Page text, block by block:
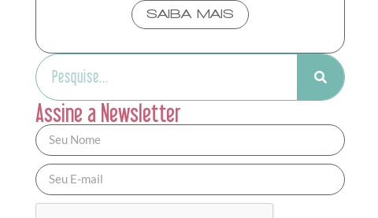
SAIBA MAIS
Assine a Newsletter